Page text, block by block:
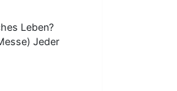
Leben?
Jeder